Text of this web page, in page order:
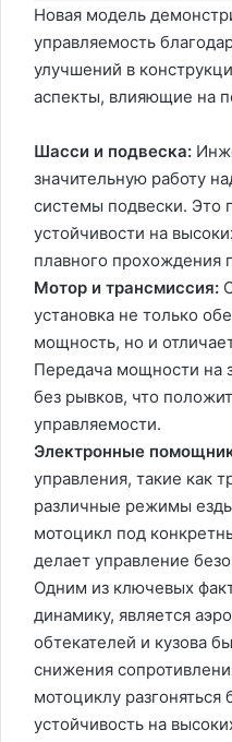
Новая модель
управляемость
улучшений в
аспекты, влияющие на
Шасси и подвеска:
значительную работу
системы подвески. Это
устойчивости на
плавного прохождения
Мотор и трансмиссия:
установка не только
мощность, но и
Передача мощности на
без рывков, что
управляемости.
Электронные
управления, такие как
различные режимы
мотоцикл под
делает управление
Одним из ключевых
динамику, является
обтекателей и кузова
снижения
мотоциклу разгоняться
устойчивость на